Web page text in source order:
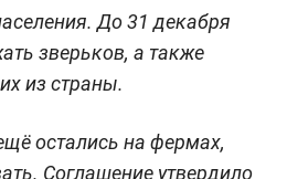
До 31 декабря
зверьков, а также
из страны.
остались на фермах,
Соглашение утвердило